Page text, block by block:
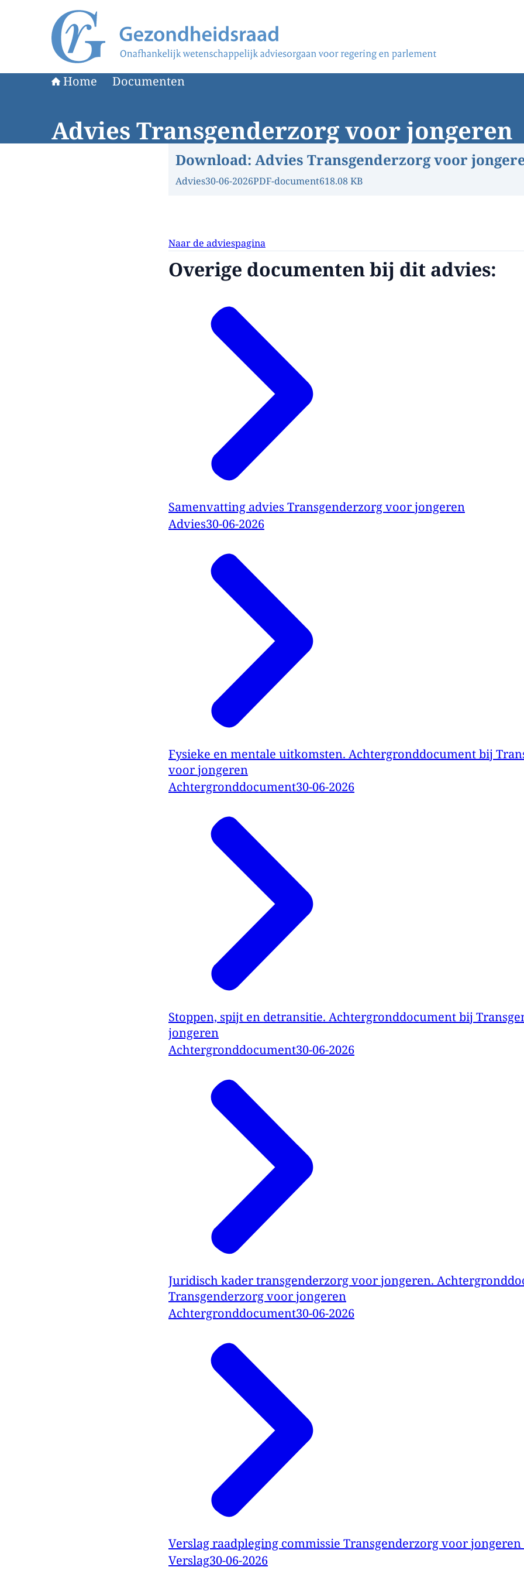
Naar de homepage van Gezondheidsraad
Home Documenten
Advies Transgenderzorg voor jongeren
Download: Advies Transgenderzorg voor
Advies30-06-2026PDF-document618.08 KB
Naar de adviespagina
Overige documenten bij dit advies:
Samenvatting advies Transgenderzorg voor jongeren
Advies30-06-2026
Fysieke en mentale uitkomsten. Achtergronddocument bij
voor jongeren
Achtergronddocument30-06-2026
Stoppen, spijt en detransitie. Achtergronddocument bij
jongeren
Achtergronddocument30-06-2026
Juridisch kader transgenderzorg voor jongeren.
Transgenderzorg voor jongeren
Achtergronddocument30-06-2026
Verslag raadpleging commissie Transgenderzorg voor jongeren
Verslag30-06-2026